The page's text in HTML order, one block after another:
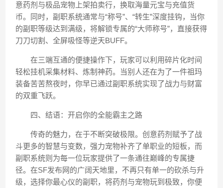
意药剂与极品宠物上架拍卖行，换取海量元宝与充值货
币。同时，副职系统通常与“称号”、“转生”深度挂钩，当你
的副职等级达到满级，将解锁专属的“大师称号”，直接获得
刀刀切割、全屏吸怪等逆天BUFF。
在三端互通的便捷操作下，玩家可以利用碎片化时间
轻松挂机采集材料、炼制神药。当别人还在为了一件祖玛
装备苦苦熬夜时，你早已通过副职系统实现了战力与财富
的双重飞跃。
四、结语：开启你的全能霸主之路
传奇的魅力，在于不断突破极限。创意药剂赋予了战
斗更多的智慧与变数，强力宠物补齐了单职业的短板，而
副职系统则为每一位玩家提供了一条通往巅峰的专属捷
径。在SF发布网的广阔天地里，不再只有单一的砍杀与升
级，选择你最心仪的副职，将药剂与宠物玩到极致，你便